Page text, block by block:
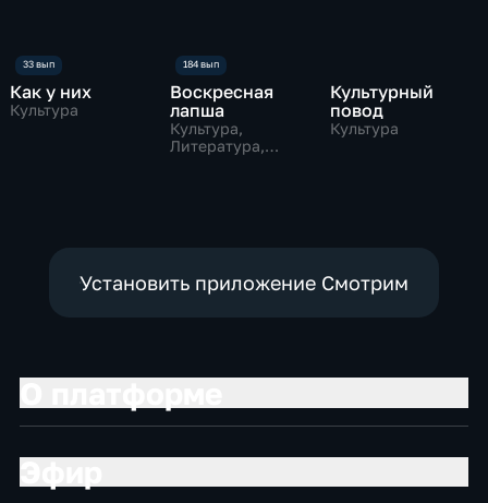
Как у них
Культура
Воскресная
лапша
Культура,
Литература,
Культурный
повод
Культура
Установить приложение Смотрим